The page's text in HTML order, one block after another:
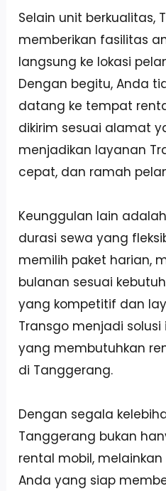
Selain unit berkualitas,
memberikan fasilitas
langsung ke lokasi
Dengan begitu, Anda
datang ke tempat
dikirim sesuai alamat
menjadikan layanan
cepat, dan ramah
Keunggulan lain
durasi sewa yang
memilih paket harian,
bulanan sesuai
yang kompetitif dan
Transgo menjadi
yang membutuhkan
di Tanggerang.
Dengan segala
Tanggerang bukan
rental mobil,
Anda yang siap